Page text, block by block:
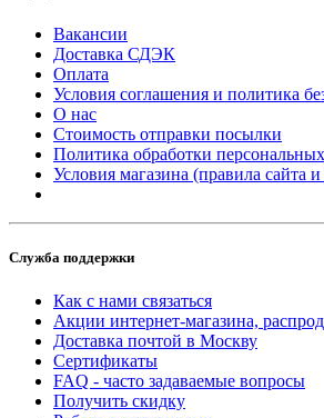
Вакансии
Доставка СДЭК
Оплата
Условия соглашения и политика
О нас
Стоимость отправки посылки
Политика обработки
Условия магазина (правила сайта
Служба поддержки
Как с нами связаться
Акции интернет-магазина,
Доставка почтой в Москву
Сертификаты
FAQ - часто задаваемые вопросы
Получить скидку